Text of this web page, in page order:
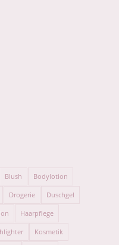
Blush Bodylotion
Drogerie Duschgel
Haarpflege
Kosmetik